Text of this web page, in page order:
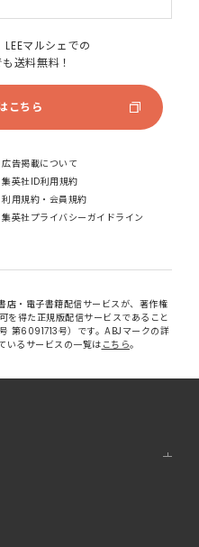
マルシェでの
送料無料！
こちら
広告掲載について
集英社ID利用規約
利用規約・会員規約
集英社プライバシーガイドライン
店・電子書籍配信サービスが、著作権
を得た正規版配信サービスであること
第6091713号）です。ABJマークの詳
いるサービスの一覧はこちら。